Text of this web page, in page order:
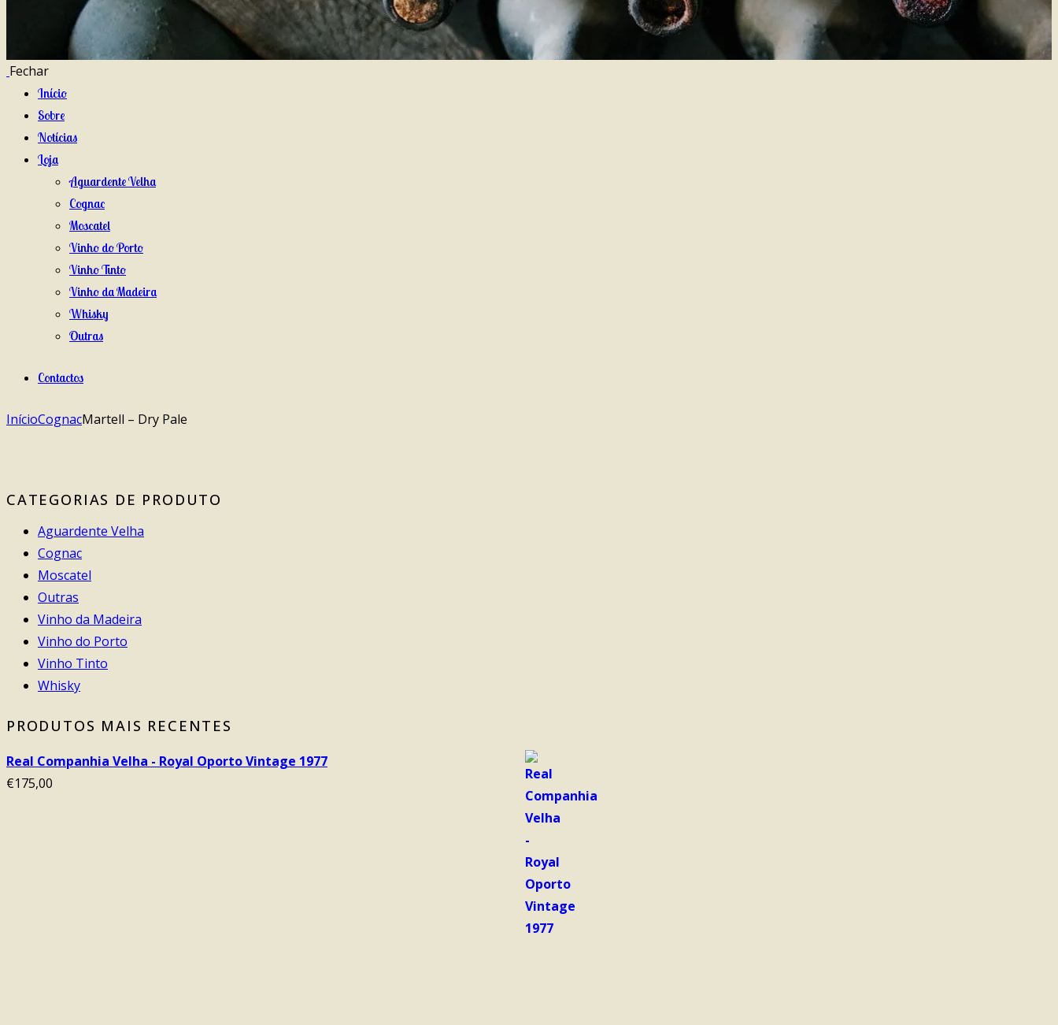
Fechar
Início
Sobre
Notícias
Loja
Aguardente Velha
Cognac
Moscatel
Vinho do Porto
Vinho Tinto
Vinho da Madeira
Whisky
Outras
Contactos
InícioCognacMartell – Dry Pale
CATEGORIAS DE PRODUTO
Aguardente Velha
Cognac
Moscatel
Outras
Vinho da Madeira
Vinho do Porto
Vinho Tinto
Whisky
PRODUTOS MAIS RECENTES
Real Companhia Velha - Royal Oporto Vintage 1977
€175,00